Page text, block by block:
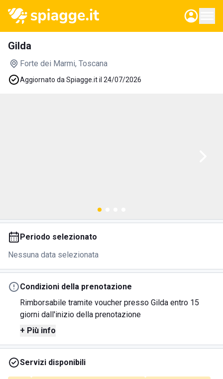
Gilda
Forte dei Marmi, Toscana
Aggiornato da Spiagge.it il 24/07/2026
Periodo selezionato
Nessuna data selezionata
Condizioni della prenotazione
Rimborsabile tramite voucher presso Gilda entro 15
giorni dall'inizio della prenotazione
+ Più info
Servizi disponibili